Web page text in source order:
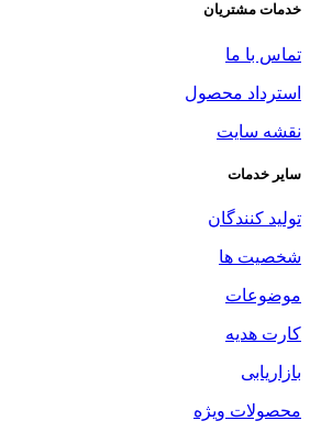
خدمات مشتریان
تماس با ما
استرداد محصول
نقشه سایت
سایر خدمات
تولید کنندگان
شخصیت ها
موضوعات
کارت هدیه
بازاریابی
محصولات ویژه